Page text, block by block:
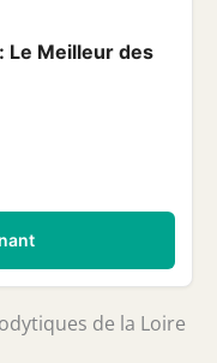
Le Meilleur des
de la Loire